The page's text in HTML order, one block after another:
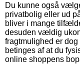
Du kunne også
privatbolig eller ud
bliver i mange
desuden vældig
fragtmulighed er
betinges af at du
online shoppens